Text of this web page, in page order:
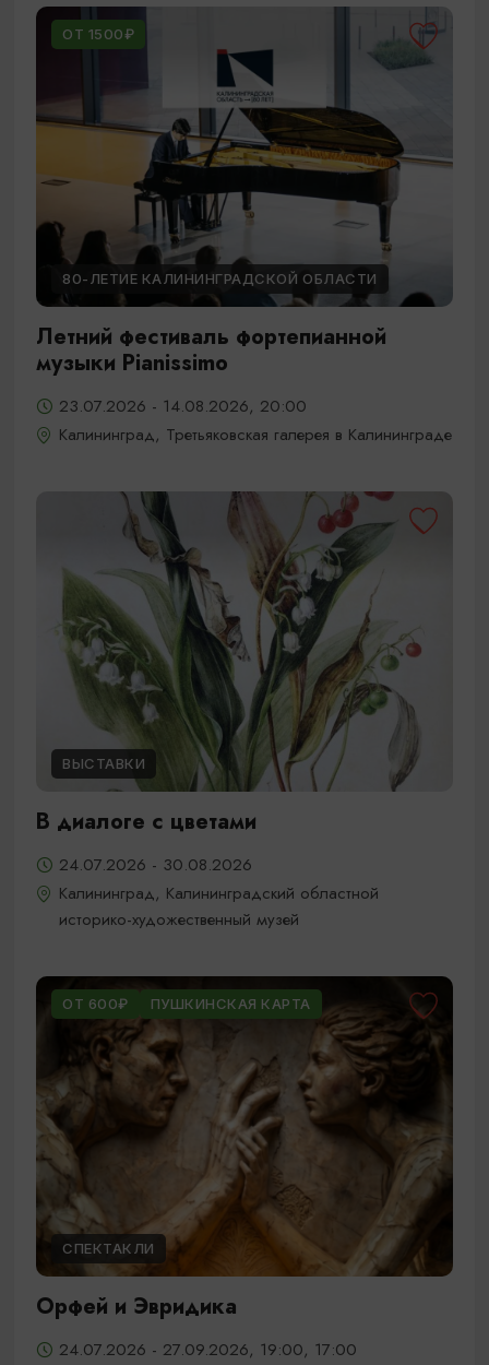
ОТ 1500₽
80-ЛЕТИЕ КАЛИНИНГРАДСКОЙ ОБЛАСТИ
Летний фестиваль фортепианной
музыки Pianissimo
23.07.2026 - 14.08.2026, 20:00
Калининград, Третьяковская галерея в Калининграде
ВЫСТАВКИ
В диалоге с цветами
24.07.2026 - 30.08.2026
Калининград, Калининградский областной
историко-художественный музей
ОТ 600₽ ПУШКИНСКАЯ КАРТА
СПЕКТАКЛИ
Орфей и Эвридика
24.07.2026 - 27.09.2026, 19:00, 17:00